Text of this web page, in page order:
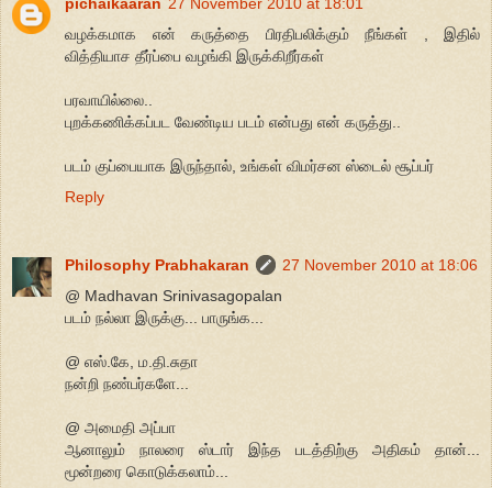
வழக்கமாக என் கருத்தை பிரதிபலிக்கும் நீங்கள் , இதில்
வித்தியாச தீர்ப்பை வழங்கி இருக்கிறீர்கள்
பரவாயில்லை..
புறக்கணிக்கப்பட வேண்டிய படம் என்பது என் கருத்து..
படம் குப்பையாக இருந்தால், உங்கள் விமர்சன ஸ்டைல் சூப்பர்
Reply
Philosophy Prabhakaran
27 November 2010 at 18:06
@ Madhavan Srinivasagopalan
படம் நல்லா இருக்கு... பாருங்க...
@ எஸ்.கே, ம.தி.சுதா
நன்றி நண்பர்களே...
@ அமைதி அப்பா
ஆனாலும் நாலரை ஸ்டார் இந்த படத்திற்கு அதிகம் தான்...
மூன்றரை கொடுக்கலாம்...